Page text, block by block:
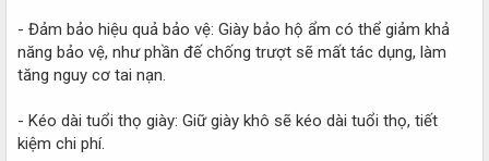
- Đảm bảo hiệu quả bảo vệ: Giày bảo hộ ẩm có thể giảm khả
năng bảo vệ, như phần đế chống trượt sẽ mất tác dụng, làm
tăng nguy cơ tai nạn.
- Kéo dài tuổi thọ giày: Giữ giày khô sẽ kéo dài tuổi thọ, tiết
kiệm chi phí.